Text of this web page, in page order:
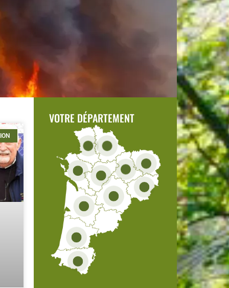
Lire
VOTRE DÉPARTEMENT